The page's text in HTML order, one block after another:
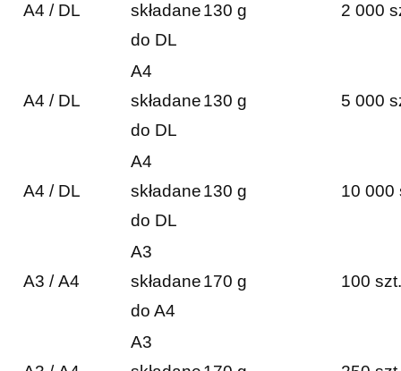
A4 / DL
składane
do DL
130 g 2 000
A4 / DL
A4
składane
do DL
130 g 5 000
A4 / DL
A4
składane
do DL
130 g 10 000
A3 / A4
A3
składane
do A4
170 g 100 szt.
A3